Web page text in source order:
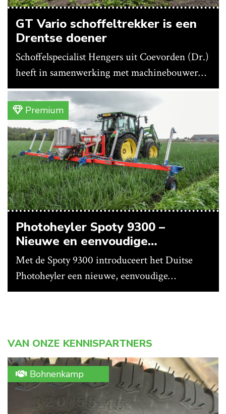
GT Vario schoffeltrekker is een
Drentse doener
Schoffelspecialist Hengers uit Coevorden (Dr.)
heeft in samenwerking met machinebouwer
Macon in Kraggenburg (Fl.) een
schoffeltrekker gebouwd. Eenvoudig en licht,
dat waren de vereisten. En dat is met de GT
Vario aardig gelukt.
Premium
Photoheyler Spoty 9300 –
Nieuwe en eenvoudige
spotsprayer
Met de Spoty 9300 introduceert het Duitse
Photoheyler een nieuwe, eenvoudige
spotsprayer. Meest opvallend is het ontbreken
fabrikant. Voor een nieuw gewas kun je ze
daar ook zelf genereren.
VAN ONZE KENNISPARTNERS
Bohnenkamp